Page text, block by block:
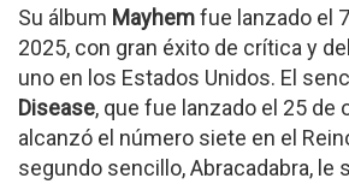
Su álbum Mayhemfue lanzado el
2025, con gran éxito de crítica y
uno en los Estados Unidos. El
Disease, que fue lanzado el 25 de
alcanzó el número siete en el
segundo sencillo, Abracadabra, le